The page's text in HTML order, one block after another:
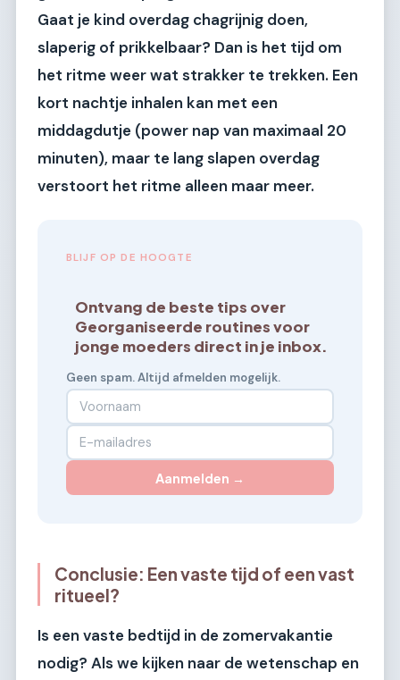
Gaat je kind overdag chagrijnig doen,
slaperig of prikkelbaar? Dan is het tijd om
het ritme weer wat strakker te trekken. Een
kort nachtje inhalen kan met een
middagdutje (power nap van maximaal 20
minuten), maar te lang slapen overdag
verstoort het ritme alleen maar meer.
BLIJF OP DE HOOGTE
Ontvang de beste tips over
Georganiseerde routines voor
jonge moeders direct in je inbox.
Geen spam. Altijd afmelden mogelijk.
Aanmelden →
Conclusie: Een vaste tijd of een vast
ritueel?
Is een vaste bedtijd in de zomervakantie
nodig? Als we kijken naar de wetenschap en